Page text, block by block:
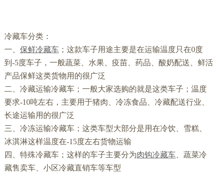
冷藏车分类：
一、 保鲜冷藏车；这款车子用途主要是在运输温度只在0度
到-5度车子，一般蔬菜、水果、疫苗、药品、酸奶配送、鲜活
产品保鲜这类货物用的很广泛
二、冷藏运输冷藏车；一般大家选购的就是这类车子；温度
要求-10吨左右，主要用于猪肉、冷冻食品、冷藏配送行业、
长途运输用的很广泛
三、冷冻运输冷藏车；这类车型大部分是用在冷饮、雪糕、
冰淇淋这样温度在-15度左右货物运输
四、特殊冷藏车；这样的车子主要分为肉钩冷藏车、蔬菜冷
藏售卖车、小区冷藏直销车等车型